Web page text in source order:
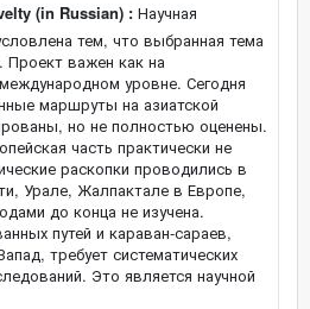
(in Russian) : Научная
тем, что выбранная тема
Проект важен как на
уровне. Сегодня
маршруты на азиатской
но не полностью оценены.
часть практически не
раскопки проводились в
Урале, Жалпактале в Европе,
до конца не изучена.
путей и караван-сараев,
требует систематических
Это является научной